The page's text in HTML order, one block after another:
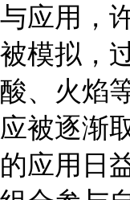
与应用，
被模拟，
酸、火焰
应被逐渐
的应用日